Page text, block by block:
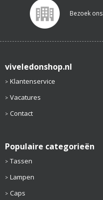
Bezoek ons
viveledonshop.nl
Klantenservice
Vacatures
Contact
Populaire categorieën
Tassen
Lampen
Caps